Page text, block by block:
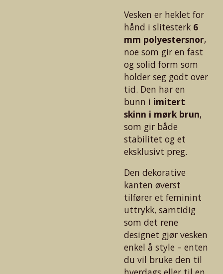
Vesken er heklet for
hånd i slitesterk 6
mm polyestersnor,
noe som gir en fast
og solid form som
holder seg godt over
tid. Den har en
bunn i imitert
skinn i mørk brun,
som gir både
stabilitet og et
eksklusivt preg.
Den dekorative
kanten øverst
tilfører et feminint
uttrykk, samtidig
som det rene
designet gjør vesken
enkel å style – enten
du vil bruke den til